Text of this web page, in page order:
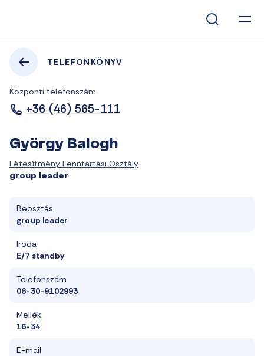
TELEFONKÖNYV
Központi telefonszám
+36 (46) 565-111
György Balogh
Létesítmény Fenntartási Osztály
group leader
Beosztás
group leader
Iroda
E/7 standby
Telefonszám
06-30-9102993
Mellék
16-34
E-mail